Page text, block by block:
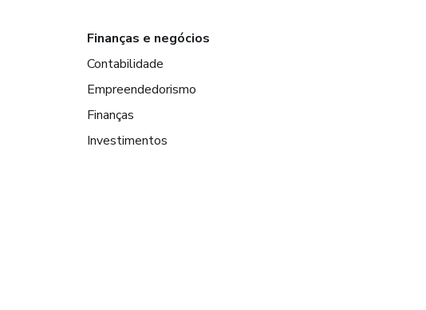
Finanças e negócios
Contabilidade
Empreendedorismo
Finanças
Investimentos